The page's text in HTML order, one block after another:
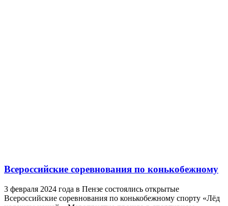
Всероссийские соревнования по конькобежному
3 февраля 2024 года в Пензе состоялись открытые
Всероссийские соревнования по конькобежному спорту «Лёд